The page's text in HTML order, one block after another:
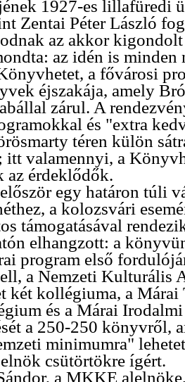
1927-es lillafüredi
Zentai Péter László
az akkor
az idén is minden
a fővárosi
éjszakája, amely
zárul. A
és "extra
téren külön
itt valamennyi, a
az érdeklődők.
egy határon túli
a kolozsvári
támogatásával
elhangzott: a
program első
a Nemzeti Kulturális
két kollégiuma, a
és a Márai
a 250-250 könyvről,
minimumra"
csütörtökre ígért.
a MKKE